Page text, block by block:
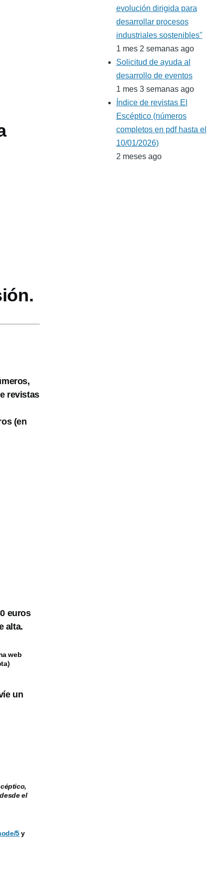
revistas
(en
euros
alta.
web
un
el
5y
evolución dirigida para
desarrollar procesos
industriales sostenibles"
1 mes 2 semanas ago
Solicitud de ayuda al
desarrollo de eventos
1 mes 3 semanas ago
Índice de revistas El
Escéptico (números
completos en pdf hasta el
10/01/2026)
2 meses ago